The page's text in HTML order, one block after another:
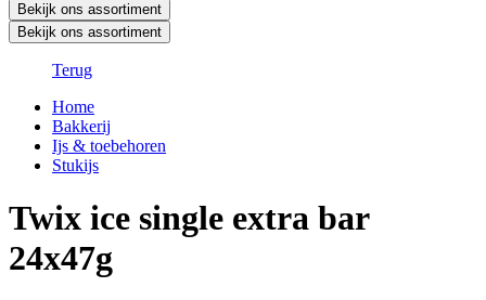
Bekijk ons assortiment
Bekijk ons assortiment
Terug
Home
Bakkerij
Ijs & toebehoren
Stukijs
Twix ice single extra bar
24x47g